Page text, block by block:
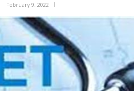
February 9, 2022